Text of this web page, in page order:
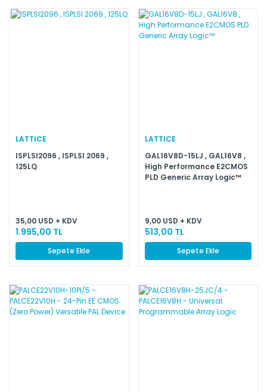
LATTICE
ISPLSI2096 , ISPLSI 2069 ,
125LQ
35,00 USD + KDV
1.995,00 TL
Sepete Ekle
LATTICE
GAL16V8D-15LJ , GAL16V8 ,
High Performance E2CMOS
PLD Generic Array Logic™
9,00 USD + KDV
513,00 TL
Sepete Ekle